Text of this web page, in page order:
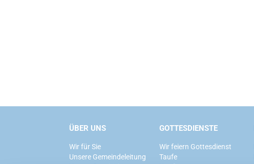
ÜBER UNS
Wir für Sie
Unsere Gemeindeleitung
GOTTESDIENSTE
Wir feiern Gottesdienst
Taufe